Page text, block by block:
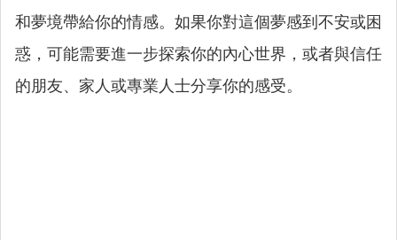
和夢境帶給你的情感。如果你對這個夢感到不安或困
惑，可能需要進一步探索你的內心世界，或者與信任
的朋友、家人或專業人士分享你的感受。